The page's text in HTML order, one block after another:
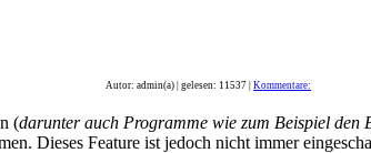
Autor: admin(a) | gelesen: 11537 | Kommentare:
(darunter auch Programme wie zum Beispiel den
Dieses Feature ist jedoch nicht immer